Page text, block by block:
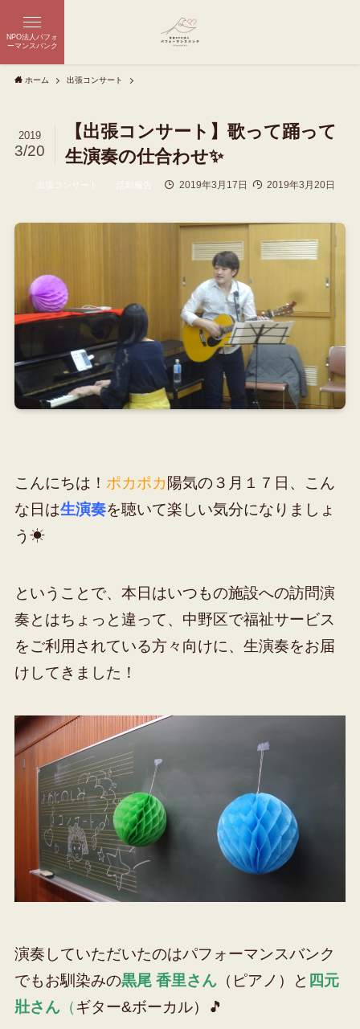
NPO法人パフォ
ーマンスバンク
ホーム 出張コンサート
【出張コンサート】歌って踊って
生演奏の仕合わせ✨
2019
3/20
出張コンサート 活動報告 2019年3月17日 2019年3月20日
こんにちは！ ポカポカ 陽気の３月１７日、こん
な日は生演奏を聴いて楽しい気分になりましょ
う☀
ということで、本日はいつもの施設への訪問演
奏とはちょっと違って、中野区で福祉サービス
をご利用されている方々向けに、生演奏をお届
けしてきました！
演奏していただいたのはパフォーマンスバンク
でもお馴染みの黒尾 香里さん（ピアノ）と 四元
壯さん（ギター&ボーカル）🎵